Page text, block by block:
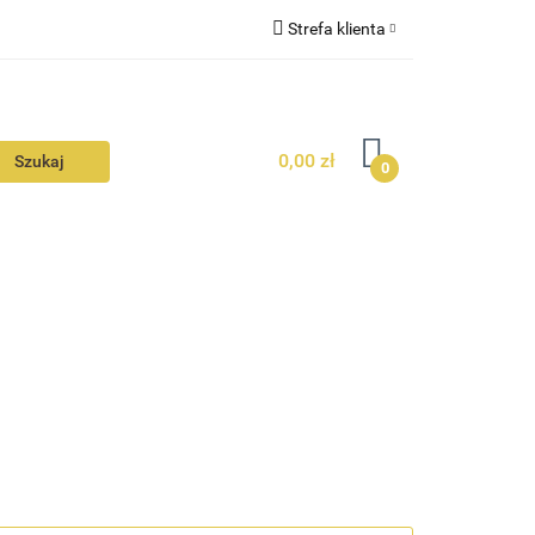
Strefa klienta
Dodaj zgłoszenie
0,00 zł 0